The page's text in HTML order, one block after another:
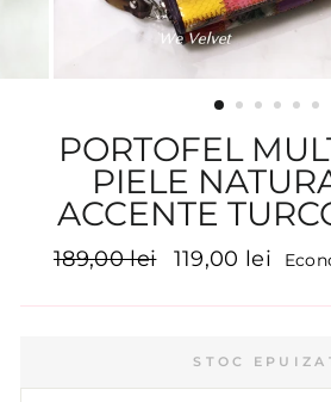
PORTOFEL
PIELE
ACCENTE
Preț
189,00 lei
Preț
119,00 lei
STOC